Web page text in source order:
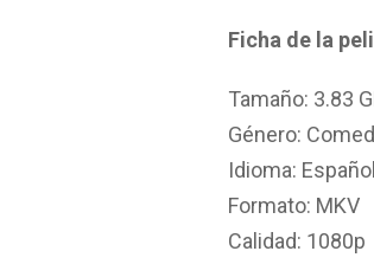
Ficha de la
Tamaño: 3.83
Género:
Idioma: Español
Formato: MKV
Calidad: 1080p